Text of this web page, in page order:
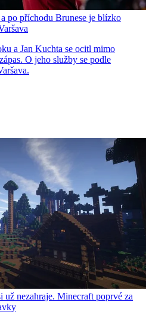
po příchodu Brunese je blízko
a Jan Kuchta se ocitl mimo
O jeho služby se podle
už nezahraje. Minecraft poprvé za